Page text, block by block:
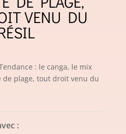
VENU DU
: le canga, le mix
de plage, tout droit venu du
: